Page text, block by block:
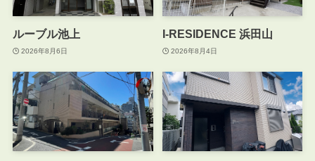
ルーブル池上
2026年8月6日
I-RESIDENCE 浜田山
2026年8月4日